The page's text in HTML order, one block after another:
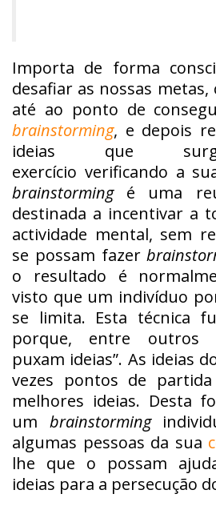
Importa de forma
desafiar as nossas metas,
até ao ponto de
brainstorming, e depois
ideias que
exercício verificando a
brainstormingé uma
destinada a incentivar a
actividade mental, sem
se possam fazer
o resultado é
visto que um indivíduo
se limita. Esta técnica
porque, entre outros
puxam ideias”. As ideias
vezes pontos de
melhores ideias. Desta
um brainstorming
algumas pessoas da sua
lhe que o possam
ideias para a persecução